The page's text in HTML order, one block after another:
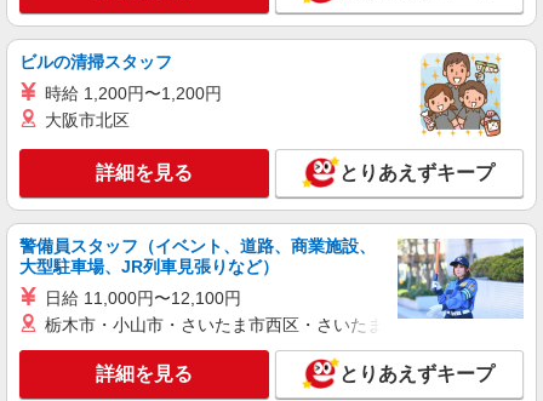
キープ 詳細を見る
正社員
株式会社HITOWA フードサービスカンパニー
福祉施設での調理師（チーフ候補）【正社員】
月給25万円〜28万円 ※給与は経験や前職給与
に応じて決定します。 賞与年2回
22）
キープ 詳細を見る
正社員
株式会社HITOWA フードサービスカンパニー
ビルの清掃スタッフ
時給 1,200円〜1,200円
大阪市北区
詳細を見る とりあえずキープ
警備員スタッフ（イベント、道路、商業施設、
大型駐車場、JR列車見張りなど）
日給 11,000円〜12,100円
栃木市・小山市・さいたま市西区・さいたま市岩槻区・久喜市・
詳細を見る とりあえずキープ